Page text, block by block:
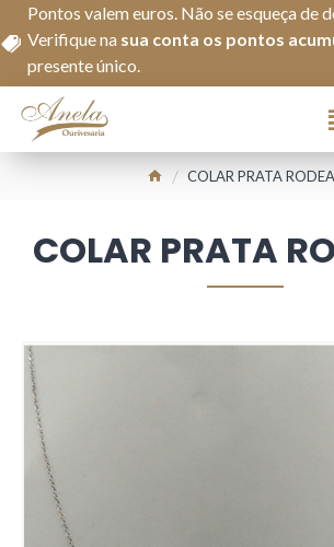
Pontos valem euros. Não se esqueça de
Verifique na sua conta os pontos
presente único.
COLAR PRATA
COLAR PRATA